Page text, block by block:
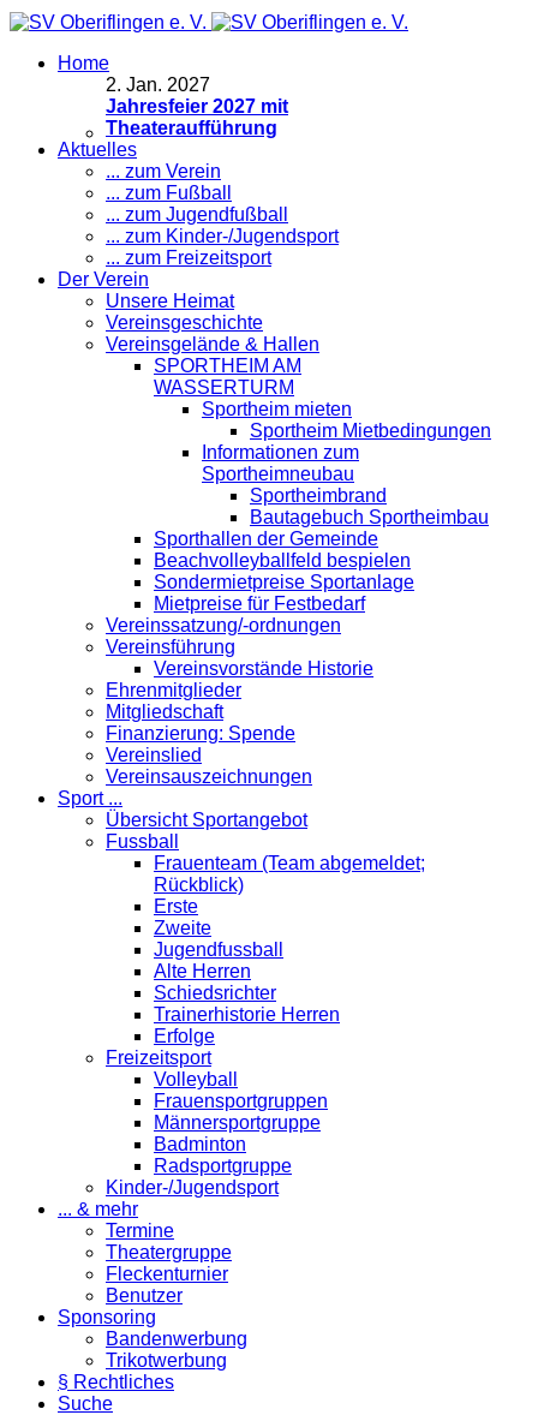
Home
2. Jan. 2027
Jahresfeier 2027 mit
Theateraufführung
Aktuelles
... zum Verein
... zum Fußball
... zum Jugendfußball
... zum Kinder-/Jugendsport
... zum Freizeitsport
Der Verein
Unsere Heimat
Vereinsgeschichte
Vereinsgelände & Hallen
SPORTHEIM AM
WASSERTURM
Sportheim mieten
Sportheim Mietbedingungen
Informationen zum
Sportheimneubau
Sportheimbrand
Bautagebuch Sportheimbau
Sporthallen der Gemeinde
Beachvolleyballfeld bespielen
Sondermietpreise Sportanlage
Mietpreise für Festbedarf
Vereinssatzung/-ordnungen
Vereinsführung
Vereinsvorstände Historie
Ehrenmitglieder
Mitgliedschaft
Finanzierung: Spende
Vereinslied
Vereinsauszeichnungen
Sport ...
Übersicht Sportangebot
Fussball
Frauenteam (Team abgemeldet;
Rückblick)
Erste
Zweite
Jugendfussball
Alte Herren
Schiedsrichter
Trainerhistorie Herren
Erfolge
Freizeitsport
Volleyball
Frauensportgruppen
Männersportgruppe
Badminton
Radsportgruppe
Kinder-/Jugendsport
... & mehr
Termine
Theatergruppe
Fleckenturnier
Benutzer
Sponsoring
Bandenwerbung
Trikotwerbung
§ Rechtliches
Suche